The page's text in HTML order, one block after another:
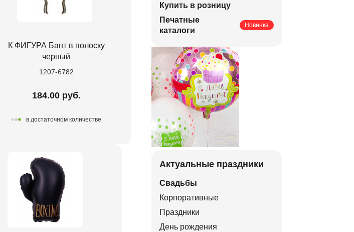
К ФИГУРА Бант в полоску
черный
1207-6782
184.00 руб.
в достаточном количестве
Купить в розницу
Печатные
каталоги
Новинка
Актуальные праздники
Свадьбы
Корпоративные
Праздники
День рождения